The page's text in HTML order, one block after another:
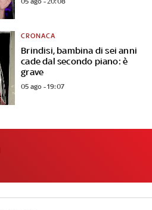
Brindisi, bambina di sei anni
cade dal secondo piano: è
grave
CRONACA
05 ago - 19:07